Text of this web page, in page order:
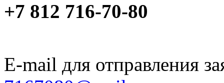
+7 812 716-70-80
E-mail для отправления